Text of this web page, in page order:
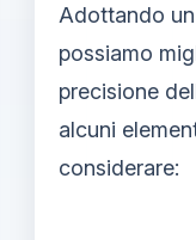
Adottando
possiamo
precisione
alcuni
considerare: